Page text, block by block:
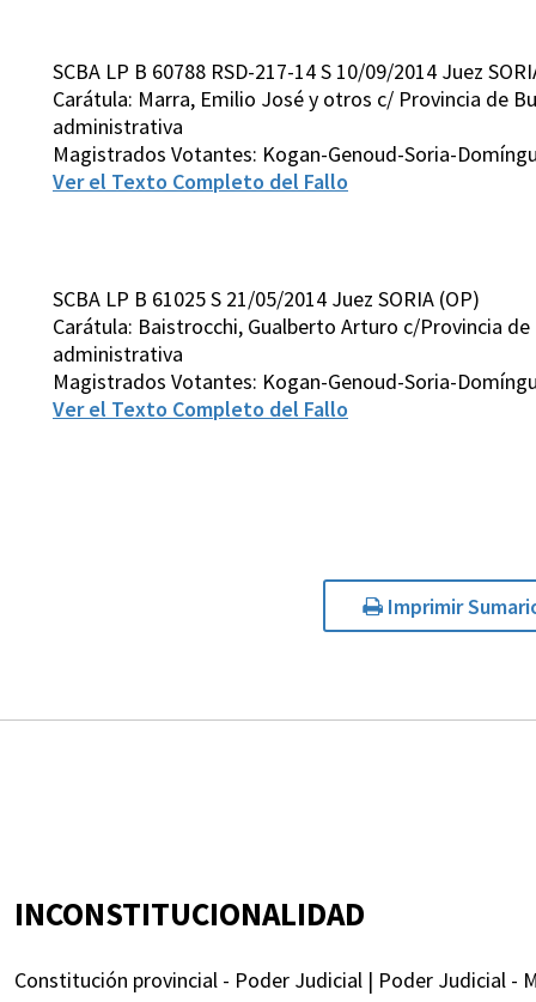
SCBA LP B 60788 RSD-217-14 S 10/09/2014 Juez
Carátula: Marra, Emilio José y otros c/ Provincia de
administrativa
Magistrados Votantes: Kogan-Genoud-Soria-
Ver el Texto Completo del Fallo
SCBA LP B 61025 S 21/05/2014 Juez SORIA (OP)
Carátula: Baistrocchi, Gualberto Arturo c/Provincia
administrativa
Magistrados Votantes: Kogan-Genoud-Soria-
Ver el Texto Completo del Fallo
Imprimir
INCONSTITUCIONALIDAD
Constitución provincial - Poder Judicial | Poder Judicial -